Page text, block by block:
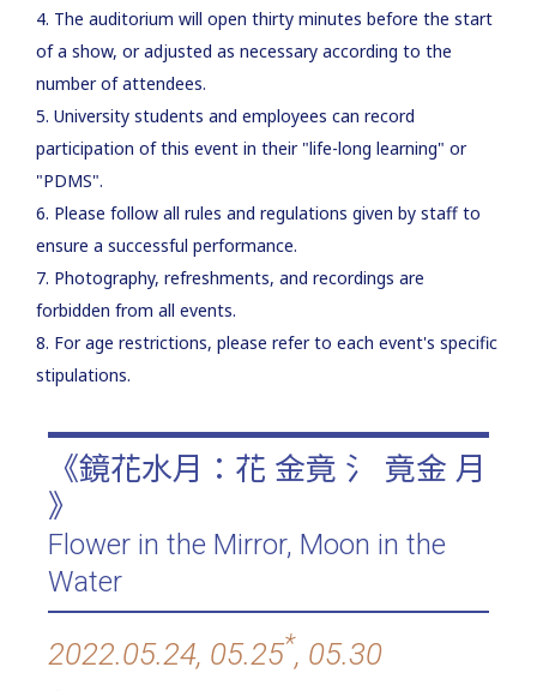
4. The auditorium will open thirty minutes before the start
of a show, or adjusted as necessary according to the
number of attendees.
5. University students and employees can record
participation of this event in their "life-long learning" or
"PDMS".
6. Please follow all rules and regulations given by staff to
ensure a successful performance.
7. Photography, refreshments, and recordings are
forbidden from all events.
8. For age restrictions, please refer to each event's specific
stipulations.
《鏡花水月：花 金竟 氵 竟金 月
》
Flower in the Mirror, Moon in the
Water
2022.05.24, 05.25*, 05.30